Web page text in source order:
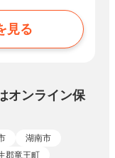
見る
オンライン保
湖南市
郡竜王町